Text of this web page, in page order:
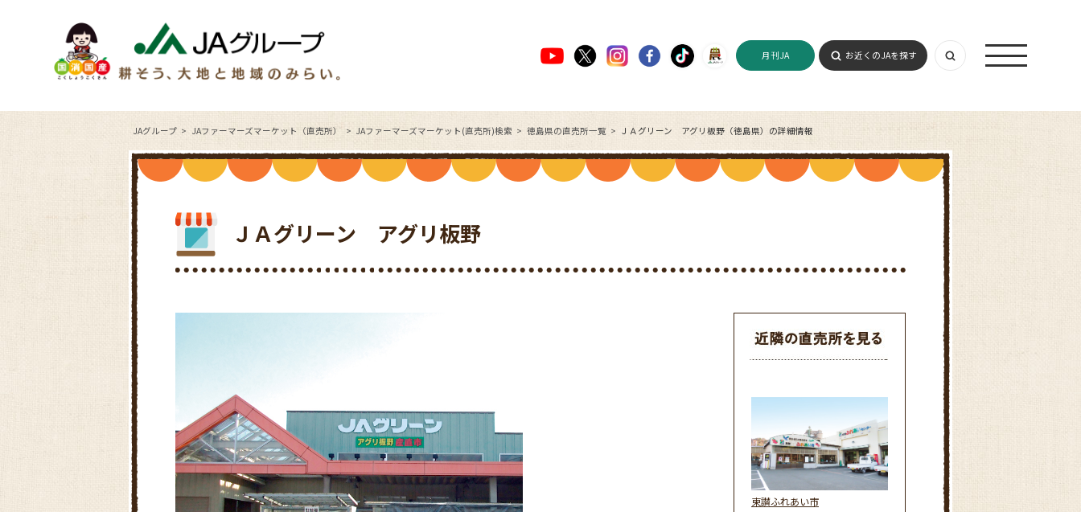
月刊JA お近くのJAを探す
JAグループ JAファーマーズマーケット（直売所） JAファーマーズマーケット(直売所)検索 徳島県の直売所一覧 ＪＡグリーン アグリ板野（徳島県）の詳細情報
ＪＡグリーン アグリ板野
東讃ふれあい市